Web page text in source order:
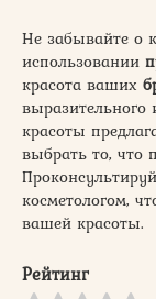
Не забывайте о
использовании
красота ваших
выразительного
красоты
выбрать то, что
косметологом,
вашей красоты.
Рейтинг